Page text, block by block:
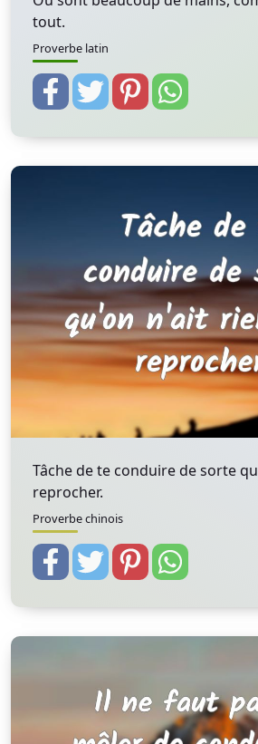
tout.
Proverbe latin
Tâche de te conduire de sorte
reprocher.
Proverbe chinois